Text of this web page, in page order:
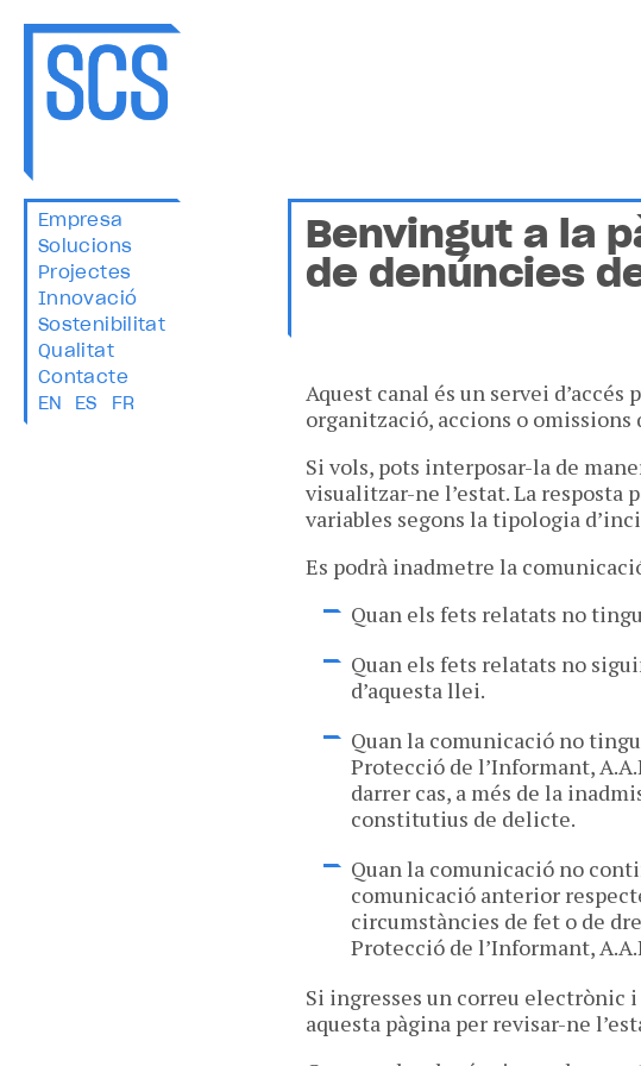
Empresa
Solucions
Projectes
Innovació
Sostenibilitat
Qualitat
Contacte
EN
ES FR
Benvingut a la
de denúncies
Aquest canal és un servei
organització, accions o
Si vols, pots interposar-la de
visualitzar-ne l’estat. La
variables segons la tipologia
Es podrà inadmetre la
Quan els fets relatats no
Quan els fets relatats no
d’aquesta llei.
Quan la comunicació no
Protecció de l’Informant,
darrer cas, a més de la
constitutius de delicte.
Quan la comunicació no
comunicació anterior
circumstàncies de fet o de
Protecció de l’Informant,
Si ingresses un correu electrònic
aquesta pàgina per revisar-ne